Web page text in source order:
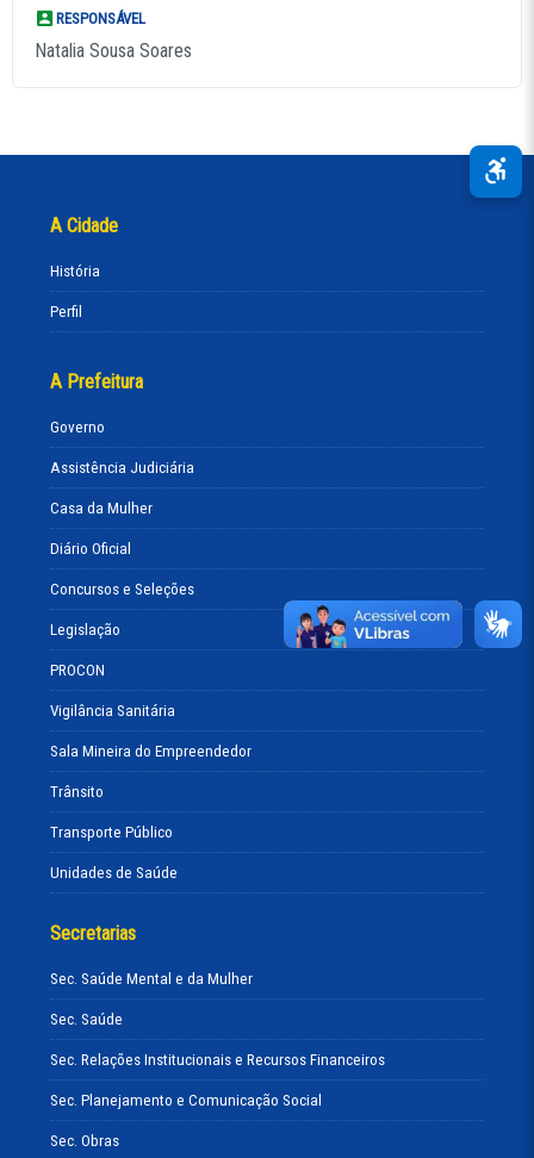
RESPONSÁVEL
Natalia Sousa Soares
A Cidade
História
Perfil
A Prefeitura
Governo
Assistência Judiciária
Casa da Mulher
Diário Oficial
Concursos e Seleções
Legislação
PROCON
Vigilância Sanitária
Sala Mineira do Empreendedor
Trânsito
Transporte Público
Unidades de Saúde
Secretarias
Sec. Saúde Mental e da Mulher
Sec. Saúde
Sec. Relações Institucionais e Recursos Financeiros
Sec. Planejamento e Comunicação Social
Sec. Obras